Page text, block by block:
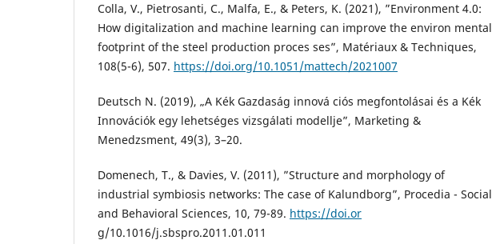
Colla, V., Pietrosanti, C., Malfa, E., & Peters, K. (2021), ”Environment 4.0:
How digitalization and machine learning can improve the environ mental
footprint of the steel production proces ses”, Matériaux & Techniques,
108(5-6), 507. https://doi.org/10.1051/mattech/2021007
Deutsch N. (2019), „A Kék Gazdaság innová ciós megfontolásai és a Kék
Innovációk egy lehetséges vizsgálati modellje”, Marketing &
Menedzsment, 49(3), 3–20.
Domenech, T., & Davies, V. (2011), ”Structure and morphology of
industrial symbiosis networks: The case of Kalundborg”, Procedia - Social
and Behavioral Sciences, 10, 79-89. https://doi.or
g/10.1016/j.sbspro.2011.01.011